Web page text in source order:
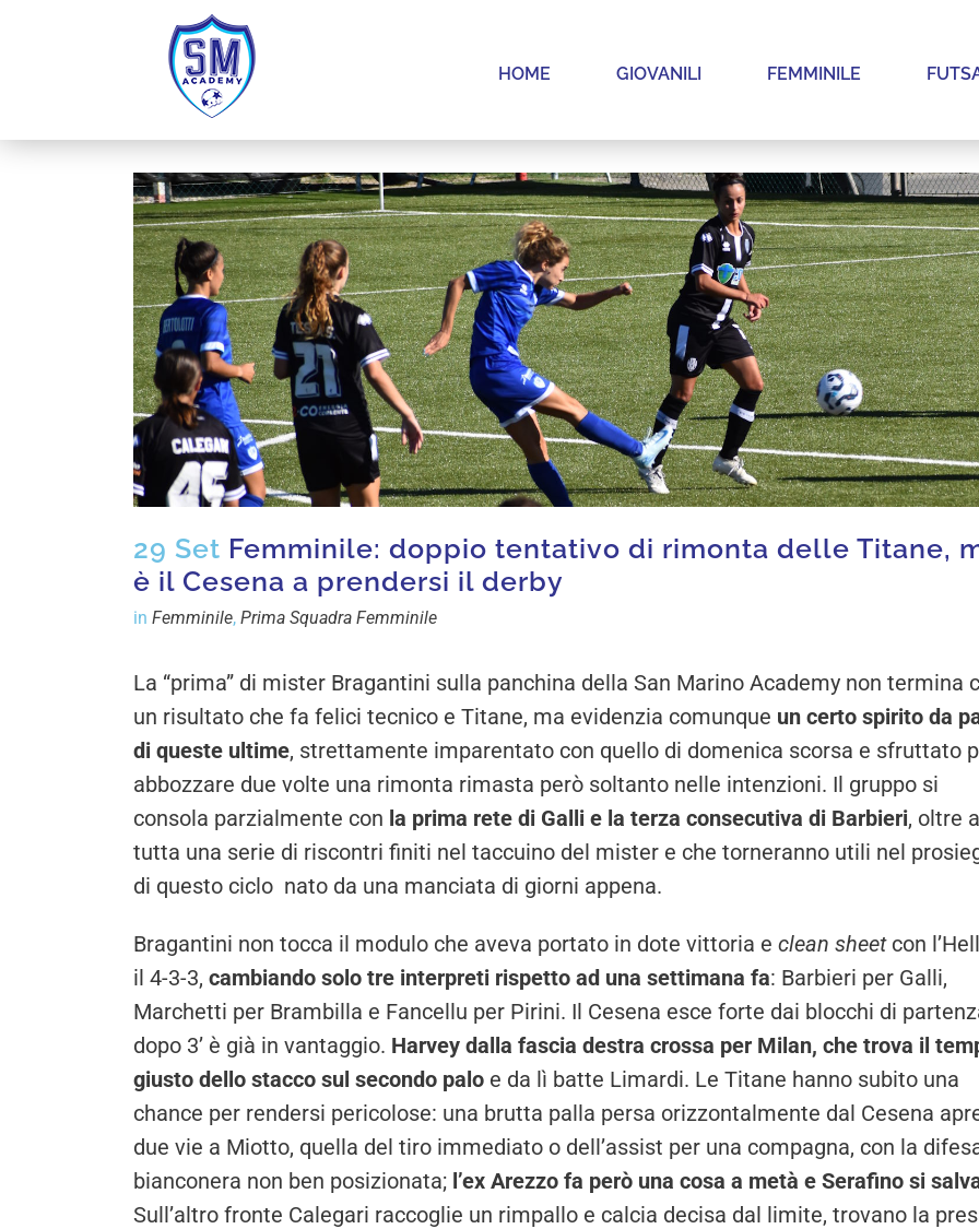
HOME GIOVANILI FEMMINILE
29 Set Femminile: doppio tentativo di rimonta delle Titane,
è il Cesena a prendersi il derby
in Femminile, Prima Squadra Femminile
La “prima” di mister Bragantini sulla panchina della San Marino Academy non termina
un risultato che fa felici tecnico e Titane, ma evidenzia comunque un certo spirito da
di queste ultime, strettamente imparentato con quello di domenica scorsa e sfruttato
abbozzare due volte una rimonta rimasta però soltanto nelle intenzioni. Il gruppo si
consola parzialmente con la prima rete di Galli e la terza consecutiva di Barbieri, oltre a
tutta una serie di riscontri finiti nel taccuino del mister e che torneranno utili nel
di questo ciclo nato da una manciata di giorni appena.
Bragantini non tocca il modulo che aveva portato in dote vittoria e clean sheetcon
il 4-3-3, cambiando solo tre interpreti rispetto ad una settimana fa: Barbieri per Galli,
Marchetti per Brambilla e Fancellu per Pirini. Il Cesena esce forte dai blocchi di
dopo 3’ è già in vantaggio. Harvey dalla fascia destra crossa per Milan, che trova il
giusto dello stacco sul secondo palo e da lì batte Limardi. Le Titane hanno subito una
chance per rendersi pericolose: una brutta palla persa orizzontalmente dal Cesena
due vie a Miotto, quella del tiro immediato o dell’assist per una compagna, con la
bianconera non ben posizionata; l’ex Arezzo fa però una cosa a metà e Serafino si
Sull’altro fronte Calegari raccoglie un rimpallo e calcia decisa dal limite, trovano la